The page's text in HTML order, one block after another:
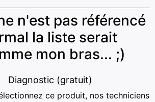
n'est pas référencé
la liste serait
mon bras... ;)
Diagnostic (gratuit)
ce produit, nos techniciens